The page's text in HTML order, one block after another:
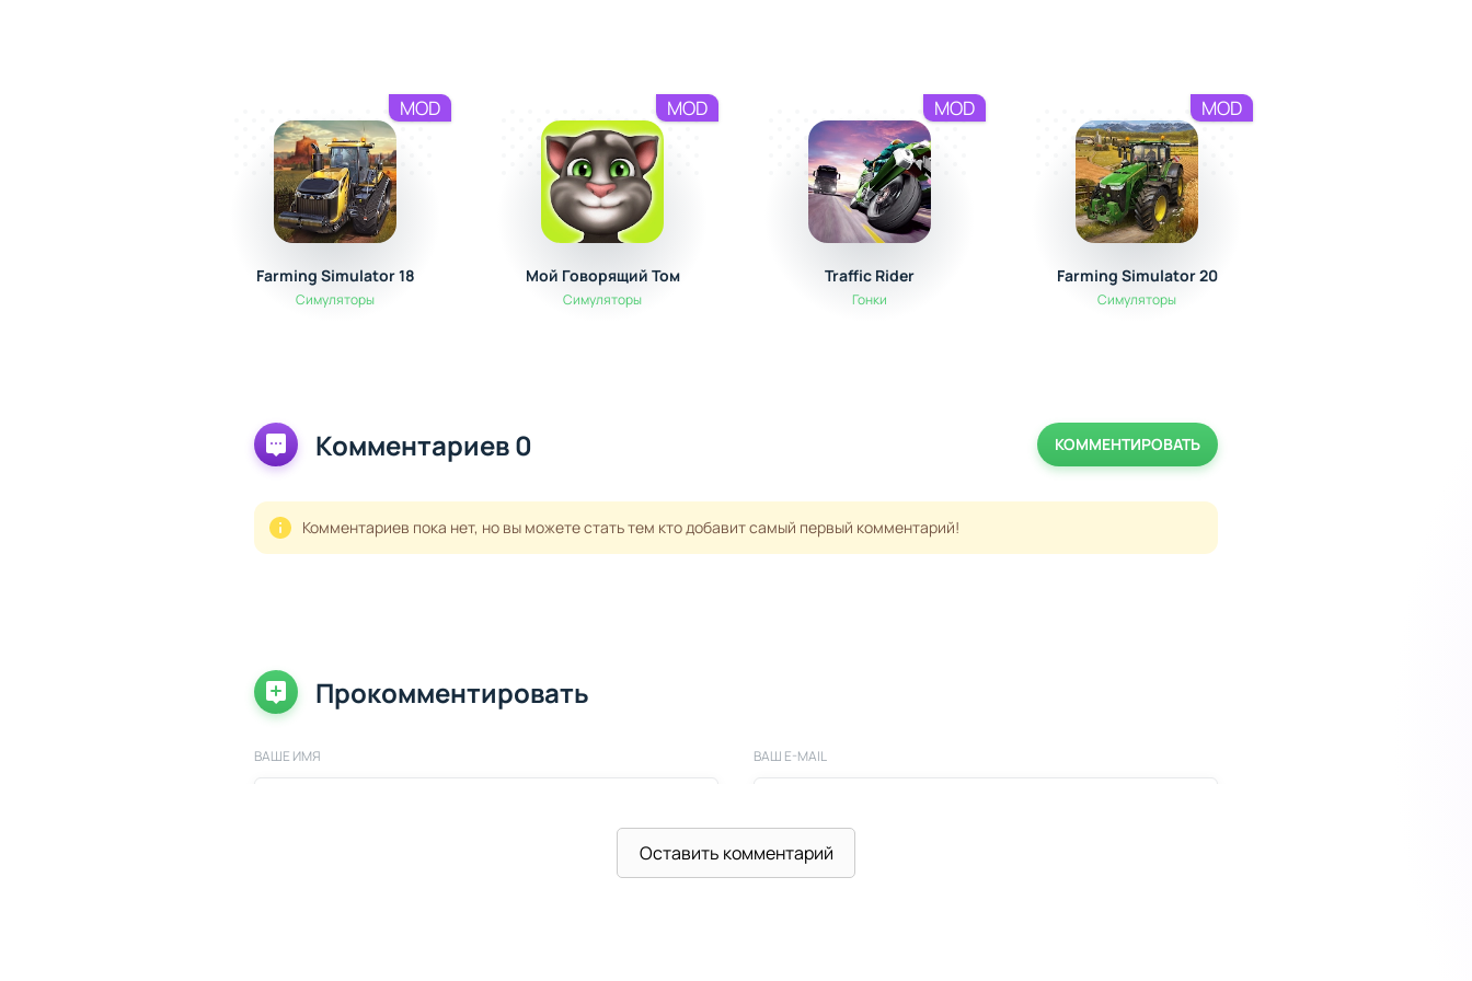
Farming Simulator 18
Симуляторы
MOD
Мой Говорящий Том
Симуляторы
MOD
Traffic Rider
Гонки
MOD
Farming Simulator 20
Симуляторы
MOD
Комментариев 0 КОММЕНТИРОВАТЬ
Комментариев пока нет, но вы можете стать тем кто добавит самый первый комментарий!
Прокомментировать
ВАШЕ ИМЯ ВАШ E-MAIL
Оставить комментарий